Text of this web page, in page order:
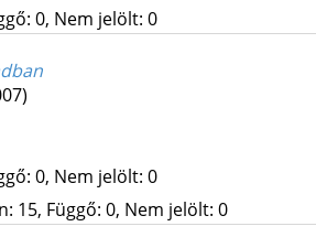
0, Nem jelölt: 0
0, Nem jelölt: 0
15, Függő: 0, Nem jelölt: 0